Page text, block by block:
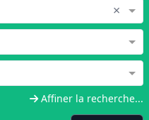
×
Affiner la recherche...